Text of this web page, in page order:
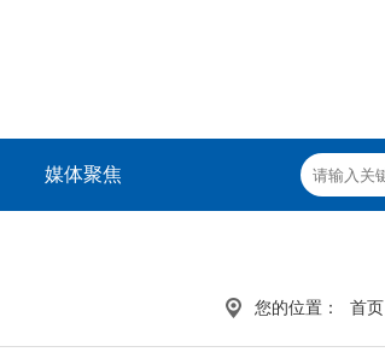
媒体聚焦
您的位置： 首页